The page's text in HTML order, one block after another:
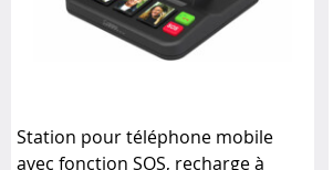
Station pour téléphone mobile
avec fonction SOS, recharge à